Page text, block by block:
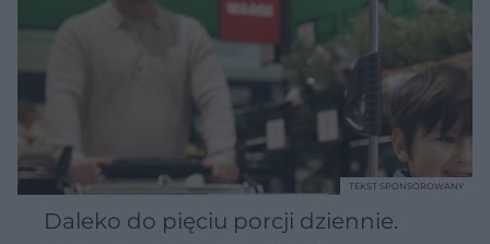
Daleko do pięciu porcji dziennie.
TEKST SPONSOROWANY